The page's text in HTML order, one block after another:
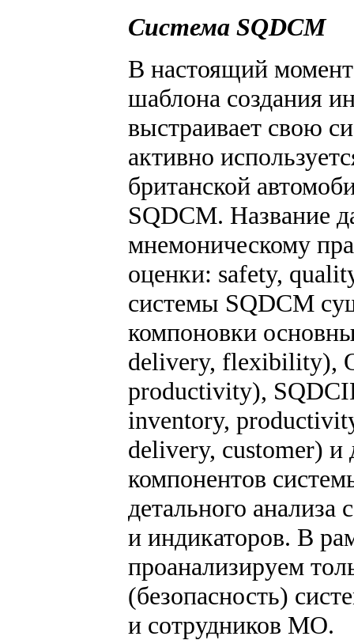
Система SQDCM
В настоящий момент
шаблона создания
выстраивает свою
активно
британской
SQDCM. Название
мнемоническому
оценки: safety,
системы SQDCM
компоновки
delivery, flexibility),
productivity),
inventory,
delivery, customer)
компонентов
детального анализа
и индикаторов. В
проанализируем
(безопасность)
и сотрудников МО.